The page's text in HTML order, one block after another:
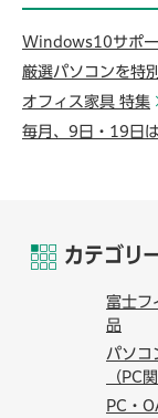
Windows10サポー
厳選パソコンを特
オフィス家具 特集
毎月、9日・19日
カテゴリ
富士フ
品
パソコ
（PC
PC・